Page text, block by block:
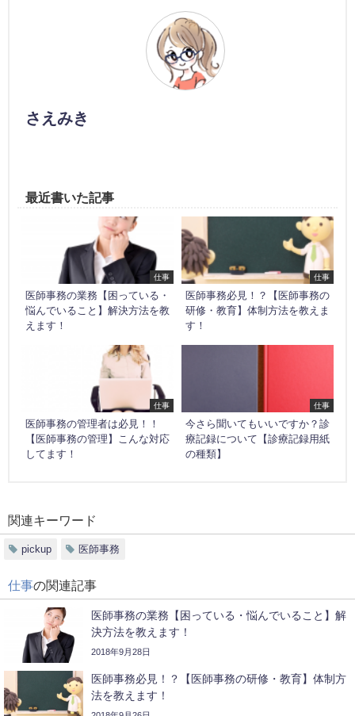
さえみき
最近書いた記事
仕事
医師事務の業務【困っている・
悩んでいること】解決方法を教
えます！
仕事
医師事務必見！？【医師事務の
研修・教育】体制方法を教えま
す！
仕事
医師事務の管理者は必見！！
【医師事務の管理】こんな対応
してます！
仕事
今さら聞いてもいいですか？診
療記録について【診療記録用紙
の種類】
関連キーワード
pickup 医師事務
仕事の関連記事
医師事務の業務【困っている・悩んでいること】解
決方法を教えます！
2018年9月28日
医師事務必見！？【医師事務の研修・教育】体制方
法を教えます！